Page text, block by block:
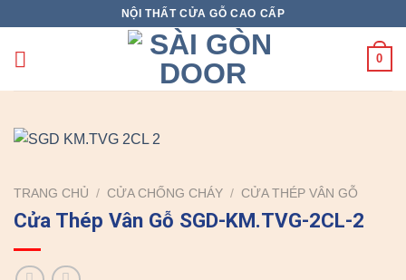
content
NỘI THẤT CỬA GỖ CAO CẤP
0
TRANG CHỦ / CỬA CHỐNG CHÁY / CỬA THÉP VÂN GỖ
Cửa Thép Vân Gỗ SGD-KM.TVG-2CL-2